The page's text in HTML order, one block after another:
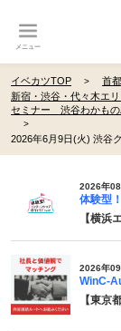
メニュー
イベカツTOP 首
新宿・渋谷・代々木エリ
セミナー 渋谷わかもの
2026年6月9日(火) 渋谷
2026年
体験型
【横浜
2026年
WinC-
【東京